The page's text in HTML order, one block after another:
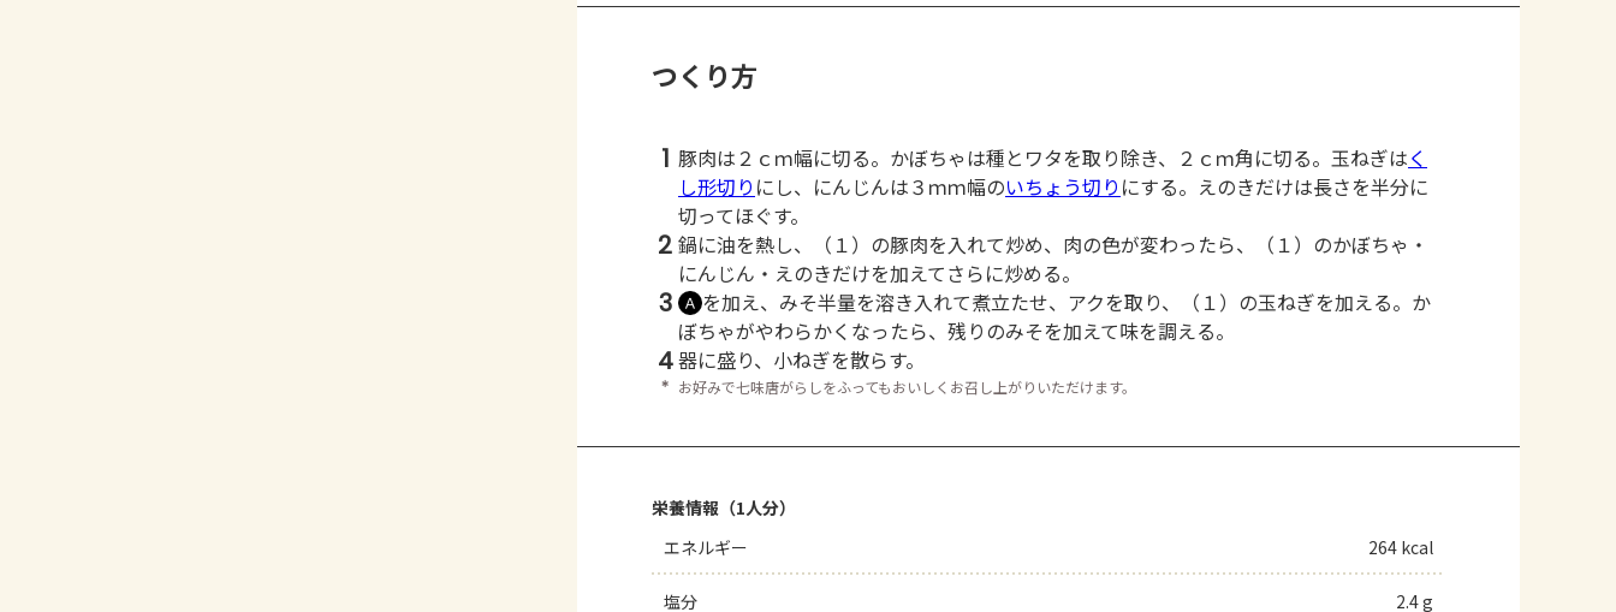
つくり方
1 豚肉は２ｃｍ幅に切る。かぼちゃは種とワタを取り除き、２ｃｍ角に切る。玉ねぎはく
し形切り にし、にんじんは３ｍｍ幅のいちょう切り にする。えのきだけは長さを半分に
切ってほぐす。
2 鍋に油を熱し、（１）の豚肉を入れて炒め、肉の色が変わったら、（１）のかぼちゃ・
にんじん・えのきだけを加えてさらに炒める。
3 Ａ を加え、みそ半量を溶き入れて煮立たせ、アクを取り、（１）の玉ねぎを加える。か
ぼちゃがやわらかくなったら、残りのみそを加えて味を調える。
4器に盛り、小ねぎを散らす。
＊ お好みで七味唐がらしをふってもおいしくお召し上がりいただけます。
栄養情報（1人分）
エネルギー
264 kcal
塩分 2.4 g